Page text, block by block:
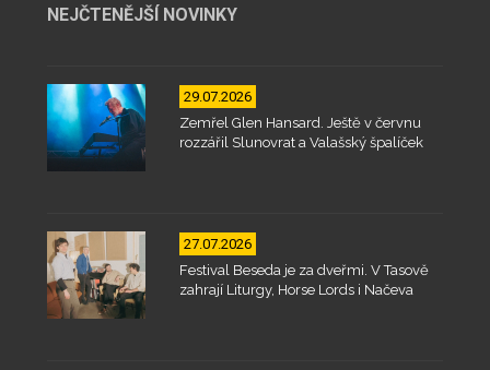
NEJČTENĚJŠÍ NOVINKY
29.07.2026
Zemřel Glen Hansard. Ještě v červnu
rozzářil Slunovrat a Valašský špalíček
27.07.2026
Festival Beseda je za dveřmi. V Tasově
zahrají Liturgy, Horse Lords i Načeva